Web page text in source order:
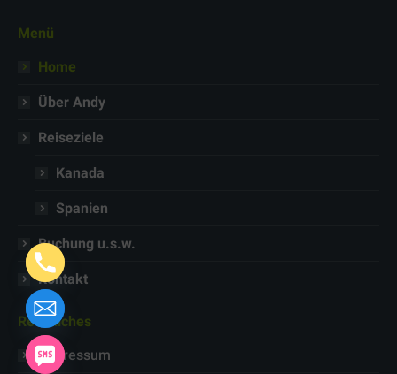
Menü
Home
Über Andy
Reiseziele
Kanada
Spanien
Buchung u.s.w.
Kontakt
Rechtliches
Impressum